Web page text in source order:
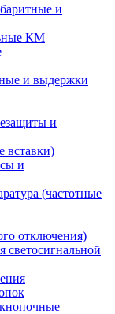
и
КМ
и выдержки
и
вставки)
и
(частотные
отключения)
светосигнальной